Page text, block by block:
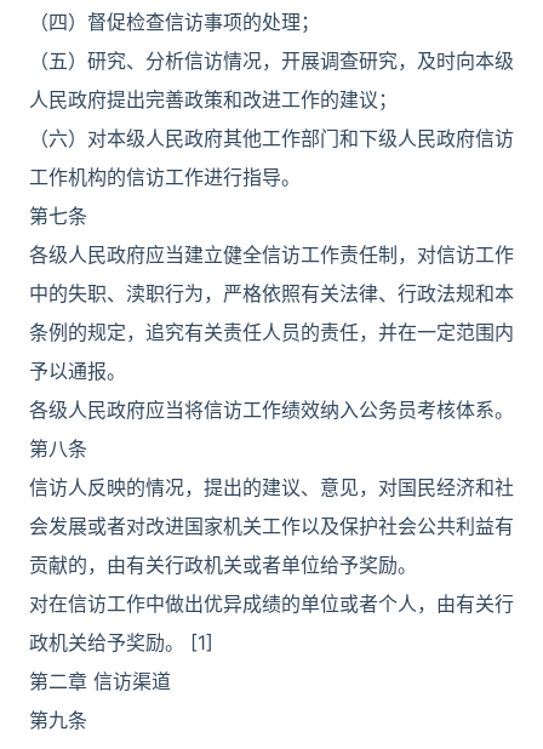
（四）督促检查信访事项的处理；
（五）研究、分析信访情况，开展调查研究，及时向本级
人民政府提出完善政策和改进工作的建议；
（六）对本级人民政府其他工作部门和下级人民政府信访
工作机构的信访工作进行指导。
第七条
各级人民政府应当建立健全信访工作责任制，对信访工作
中的失职、渎职行为，严格依照有关法律、行政法规和本
条例的规定，追究有关责任人员的责任，并在一定范围内
予以通报。
各级人民政府应当将信访工作绩效纳入公务员考核体系。
第八条
信访人反映的情况，提出的建议、意见，对国民经济和社
会发展或者对改进国家机关工作以及保护社会公共利益有
贡献的，由有关行政机关或者单位给予奖励。
对在信访工作中做出优异成绩的单位或者个人，由有关行
政机关给予奖励。 [1]
第二章 信访渠道
第九条